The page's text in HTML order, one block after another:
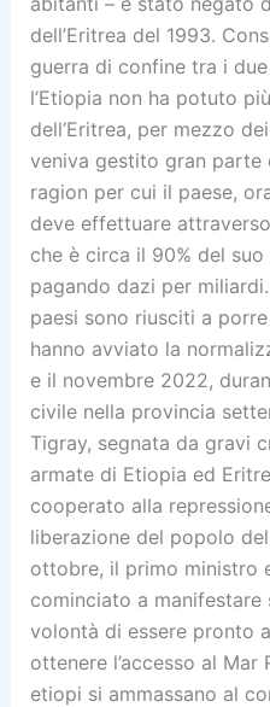
dell’Eritrea del 1993.
guerra di confine tra i
l’Etiopia non ha potuto
dell’Eritrea, per mezzo
veniva gestito gran parte
ragion per cui il paese,
deve effettuare
che è circa il 90% del
pagando dazi per
paesi sono riusciti a
hanno avviato la
e il novembre 2022,
civile nella provincia
Tigray, segnata da gravi
armate di Etiopia ed
cooperato alla
liberazione del popolo
ottobre, il primo ministro
cominciato a manifestare
volontà di essere pronto
ottenere l’accesso al
etiopi si ammassano al